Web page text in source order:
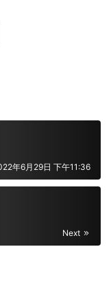
年6月29日 下午11:36
Next